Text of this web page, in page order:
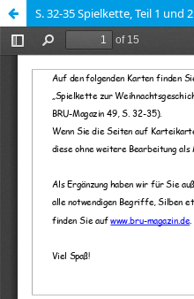
S. 32-35 Spielkette, Teil 1 und 2